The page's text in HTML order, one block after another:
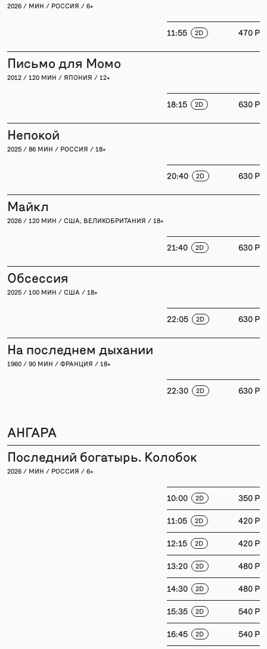
2026 / МИН / РОССИЯ / 6+
11:55 2D 470 P
Письмо для Момо
2012 / 120 МИН / ЯПОНИЯ / 12+
18:15 2D 630 P
Непокой
2025 / 86 МИН / РОССИЯ / 18+
20:40 2D 630 P
Майкл
2026 / 120 МИН / США, ВЕЛИКОБРИТАНИЯ / 18+
21:40 2D 630 P
Обсессия
2025 / 100 МИН / США / 18+
22:05 2D 630 P
На последнем дыхании
1960 / 90 МИН / ФРАНЦИЯ / 18+
22:30 2D 630 P
АНГАРА
Последний богатырь. Колобок
2026 / МИН / РОССИЯ / 6+
10:00 2D 350 P
11:05 2D 420 P
12:15 2D 420 P
13:20 2D 480 P
14:30 2D 480 P
15:35 2D 540 P
16:45 2D 540 P